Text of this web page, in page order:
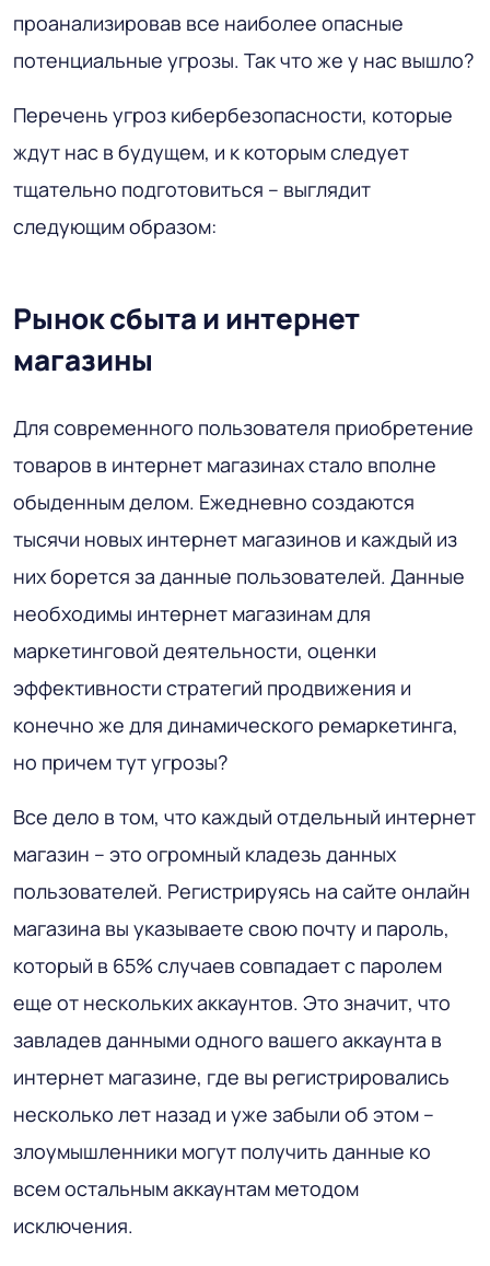
проанализировав все наиболее опасные
потенциальные угрозы. Так что же у нас вышло?
Перечень угроз кибербезопасности, которые
ждут нас в будущем, и к которым следует
тщательно подготовиться – выглядит
следующим образом:
Рынок сбыта и интернет
магазины
Для современного пользователя приобретение
товаров в интернет магазинах стало вполне
обыденным делом. Ежедневно создаются
тысячи новых интернет магазинов и каждый из
них борется за данные пользователей. Данные
необходимы интернет магазинам для
маркетинговой деятельности, оценки
эффективности стратегий продвижения и
конечно же для динамического ремаркетинга,
но причем тут угрозы?
Все дело в том, что каждый отдельный интернет
магазин – это огромный кладезь данных
пользователей. Регистрируясь на сайте онлайн
магазина вы указываете свою почту и пароль,
который в 65% случаев совпадает с паролем
еще от нескольких аккаунтов. Это значит, что
завладев данными одного вашего аккаунта в
интернет магазине, где вы регистрировались
несколько лет назад и уже забыли об этом –
злоумышленники могут получить данные ко
всем остальным аккаунтам методом
исключения.